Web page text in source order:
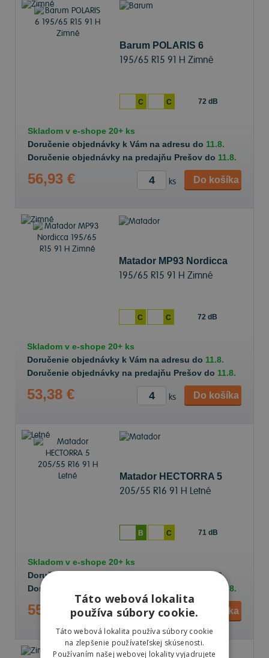
Barum POLARIS 6
195/65 R15 91 H Zimné
C C 72 dB
Skladom v e-shope 20+ ks
Doručenie objednávky k Vám na adresu do 11.8.
Doručenie objednávky na predajňu Prešov do 11.8.
56,93 € ks Do košíka
Matador MP93 Nordicca
195/65 R15 91 H Zimné
C C 72 dB
Skladom v e-shope 20+ ks
Doručenie objednávky k Vám na adresu do 11.8.
Doručenie objednávky na predajňu Prešov do 11.8.
53,38 € ks Do košíka
Matador HECTORRA 5
205/55 R16 91 H Letné
B C 71 dB
Skladom v e-shope 20+ ks
Doručenie objednávky k Vám na adresu do
11.8.
Doručenie objednávky na predajňu Prešov do
11.8.
55,52 € ks Do košíka
Táto webová lokalita
používa súbory cookie.
Táto webová lokalita používa súbory cookie
na zlepšenie používateľskej skúsenosti.
Používaním našej webovej lokality vyjadrujete